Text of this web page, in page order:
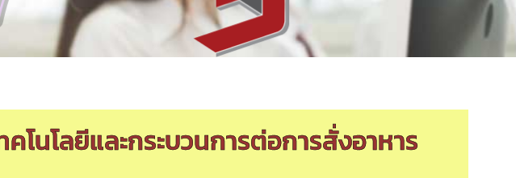
โนโลยีและกระบวนการต่อการสั่งอาหาร